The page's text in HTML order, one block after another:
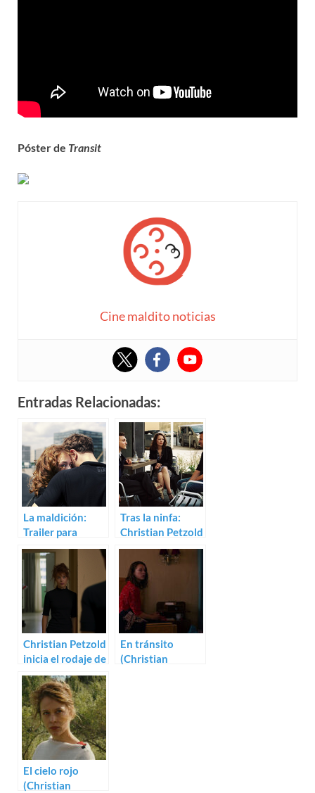
Póster de Transit
Cine maldito noticias
Entradas Relacionadas:
La maldición:
Trailer para
Undine de
Christian Petzold
Tras la ninfa:
Christian Petzold
rueda Undine
Christian Petzold
inicia el rodaje de
The Red Sky con
Paula Beer
En tránsito
(Christian
El cielo rojo
(Christian